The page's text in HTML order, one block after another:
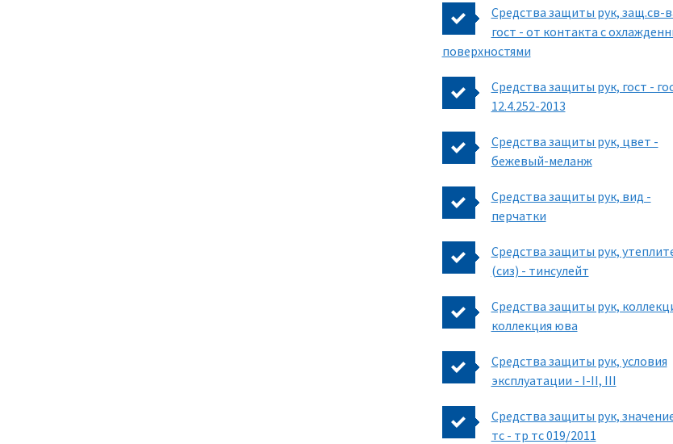
Средства защиты рук, защ.св-
гост - от контакта с
поверхностями
Средства защиты рук, гост -
12.4.252-2013
Средства защиты рук, цвет -
бежевый-меланж
Средства защиты рук, вид -
перчатки
Средства защиты рук,
(сиз) - тинсулейт
Средства защиты рук,
коллекция юва
Средства защиты рук, условия
эксплуатации - I-II, III
Средства защиты рук,
тс - тр тс 019/2011